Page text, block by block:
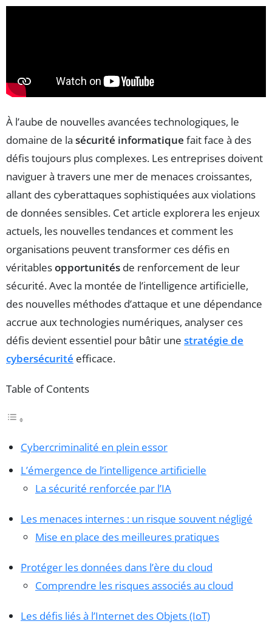
À l’aube de nouvelles avancées technologiques, le
domaine de la sécurité informatique fait face à des
défis toujours plus complexes. Les entreprises doivent
naviguer à travers une mer de menaces croissantes,
allant des cyberattaques sophistiquées aux violations
de données sensibles. Cet article explorera les enjeux
actuels, les nouvelles tendances et comment les
organisations peuvent transformer ces défis en
véritablesopportunités de renforcement de leur
sécurité. Avec la montée de l’intelligence artificielle,
des nouvelles méthodes d’attaque et une dépendance
accrue aux technologies numériques, analyser ces
défis devient essentiel pour bâtir une stratégie de
cybersécurité efficace.
Table of Contents
Cybercriminalité en plein essor
L’émergence de l’intelligence artificielle
La sécurité renforcée par l’IA
Les menaces internes : un risque souvent négligé
Mise en place des meilleures pratiques
Protéger les données dans l’ère du cloud
Comprendre les risques associés au cloud
Les défis liés à l’Internet des Objets (IoT)